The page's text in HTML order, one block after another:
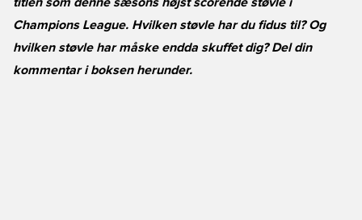
Champions League. Hvilken støvle har du fidus til? Og
hvilken støvle har måske endda skuffet dig? Del din
kommentar i boksen herunder.